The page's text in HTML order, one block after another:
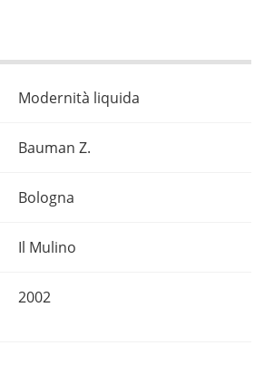
Modernità liquida
Bauman Z.
Bologna
Il Mulino
2002